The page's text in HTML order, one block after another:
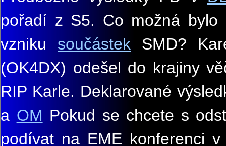
pořadí z S5. Co možná bylo
vzniku součástek SMD?
(OK4DX) odešel do krajiny
RIP Karle. Deklarované
a OM Pokud se chcete s
podívat na EME konferenci v